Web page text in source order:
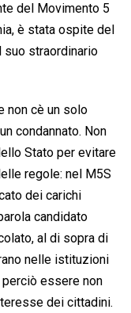
del Movimento 5
è stata ospite del
suo straordinario
cè un solo
condannato. Non
Stato per evitare
regole: nel M5S
dei carichi
candidato
al di sopra di
nelle istituzioni
essere non
dei cittadini.